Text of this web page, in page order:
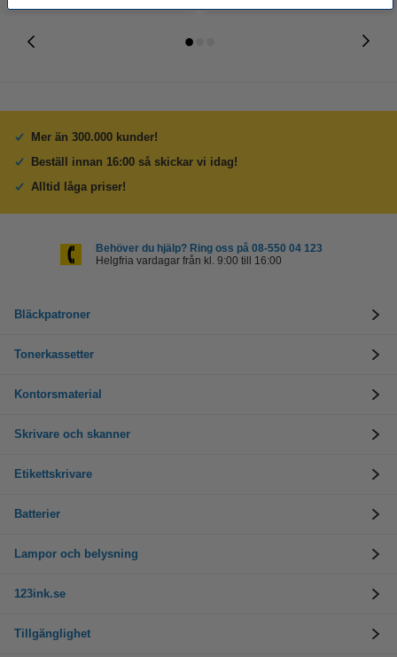
Mer än 300.000 kunder!
Beställ innan 16:00 så skickar vi idag!
Alltid låga priser!
Behöver du hjälp? Ring oss på 08-550 04 123
Helgfria vardagar från kl. 9:00 till 16:00
Bläckpatroner
Tonerkassetter
Kontorsmaterial
Skrivare och skanner
Etikettskrivare
Batterier
Lampor och belysning
123ink.se
Tillgänglighet